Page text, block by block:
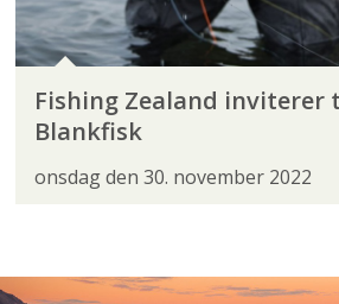
Fishing Zealand inviterer
Blankfisk
onsdag den 30. november 2022